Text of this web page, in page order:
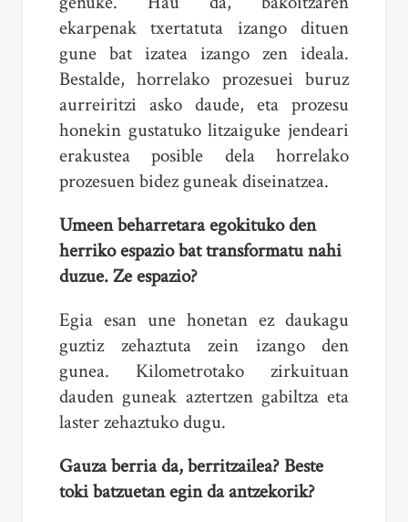
ekarpenak txertatuta izango dituen
gune bat izatea izango zen ideala.
Bestalde, horrelako prozesuei buruz
aurreiritzi asko daude, eta prozesu
honekin gustatuko litzaiguke jendeari
erakustea posible dela horrelako
prozesuen bidez guneak diseinatzea.
Umeen beharretara egokituko den
herriko espazio bat transformatu nahi
duzue. Ze espazio?
Egia esan une honetan ez daukagu
guztiz zehaztuta zein izango den
gunea. Kilometrotako zirkuituan
dauden guneak aztertzen gabiltza eta
laster zehaztuko dugu.
Gauza berria da, berritzailea? Beste
toki batzuetan egin da antzekorik?